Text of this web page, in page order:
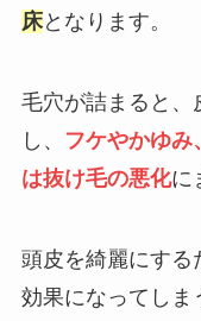
床となります。
毛穴が詰まると、
し、
フケやかゆみ
は抜け毛の悪化に
頭皮を綺麗にする
効果になってしま